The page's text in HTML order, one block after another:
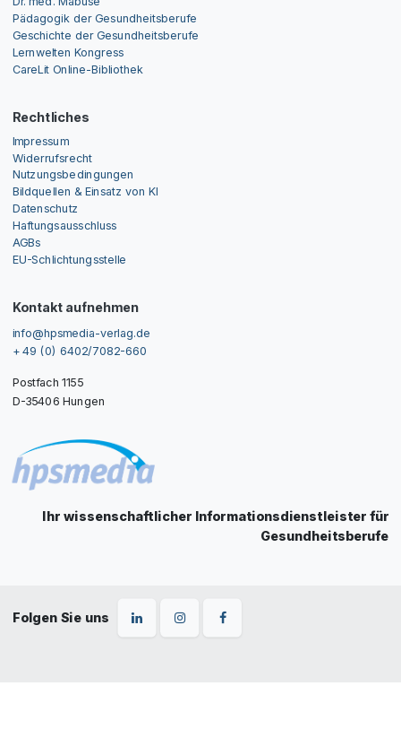
Pädagogik der Gesundheitsberufe
Geschichte der Gesundheitsberufe
Lernwelten Kongress
CareLit Online-Bibliothek
Rechtliches
Impressum
Widerrufsrecht
Nutzungsbedingungen
Bildquellen & Einsatz von KI
Datenschutz
Haftungsausschluss
AGBs
EU-Schlichtungsstelle
Kontakt aufnehmen
info@hpsmedia-verlag.de
+ 49 (0) 6402/7082-660
Postfach 1155
D-35406 Hungen
Ihr wissenschaftlicher Informationsdienstleister für
Gesundheitsberufe
Folgen Sie uns